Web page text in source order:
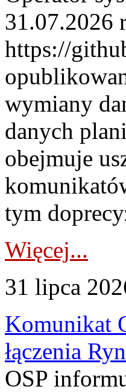
31.07.2026
https://
wymiany
danych
obejmuje
tym
Więcej...
31 lipca
Komunikat
łączenia
OSP